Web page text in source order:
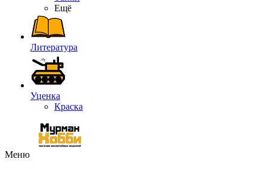
Ещё
Литература
Уценка
Краска
Меню